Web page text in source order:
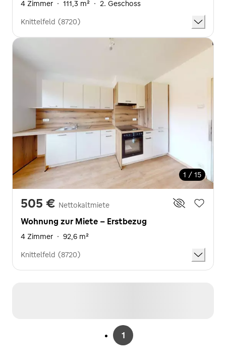
4 Zimmer · 111,3 m² · 2. Geschoss
Knittelfeld (8720)
1 / 15
505 € Nettokaltmiete
Wohnung zur Miete - Erstbezug
4 Zimmer · 92,6 m²
Knittelfeld (8720)
1